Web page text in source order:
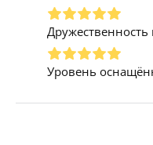
Дружественность
Уровень